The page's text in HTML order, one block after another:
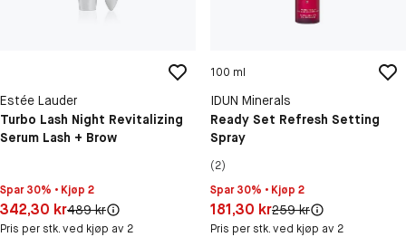
Estée Lauder
Turbo Lash Night Revitalizing
Serum Lash + Brow
Spar 30% • Kjøp 2
Pris: 342,30 kr
342,30 krOriginal pris:
489 kr
Pris per stk. ved kjøp av 2
100 ml
IDUN Minerals
Ready Set Refresh Setting
Spray
(2)
Spar 30% • Kjøp 2
Pris: 181,30 kr
181,30 krOriginal pris:
259 kr
Pris per stk. ved kjøp av 2